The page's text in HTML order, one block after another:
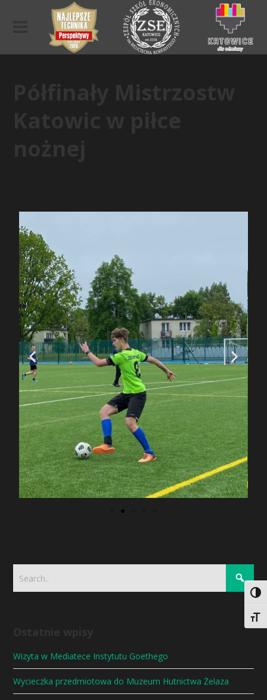
Wizyta w Mediatece Instytutu Goethego
Wycieczka przedmiotowa do Muzeum Hutnictwa Żelaza